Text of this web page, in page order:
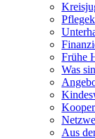
Frühe
Was
Aus